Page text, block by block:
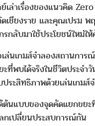
เล่าเรื่องของแนวคิด
ดเชียงราย และคุณเปรม
กลับมาใช้ประโยชน์ใหม่ใ
ล่นเกมส์จำลองสถานกา
ะที่พบได้จริงในชีวิตประ
ระสิทธิภาพด้วยเล่นเก
ด้ต้นแบบของจุดคัดแยกข
เปลี่ยนประสบการณ์กัน